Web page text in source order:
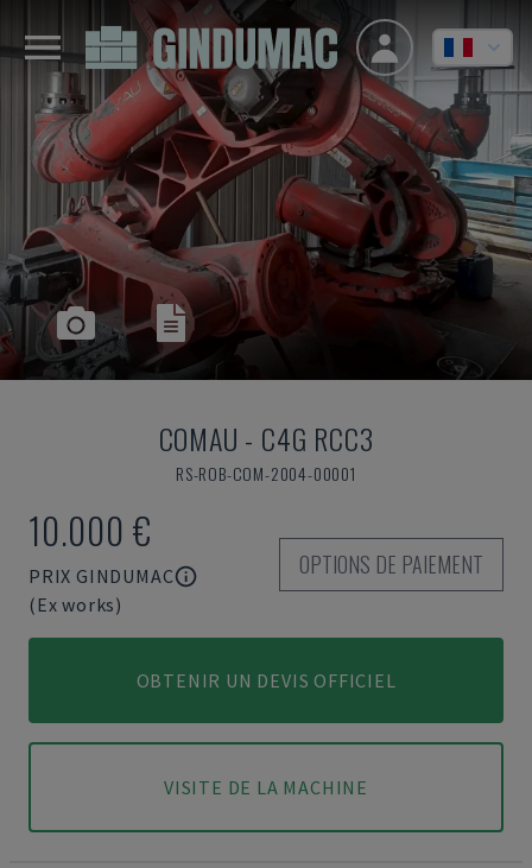
COMAU - C4G RCC3
RS-ROB-COM-2004-00001
10.000 €
PRIX GINDUMAC
(Ex works)
OPTIONS DE PAIEMENT
OBTENIR UN DEVIS OFFICIEL
VISITE DE LA MACHINE